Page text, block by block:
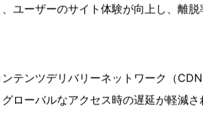
戦略に重点を置いて解説します。